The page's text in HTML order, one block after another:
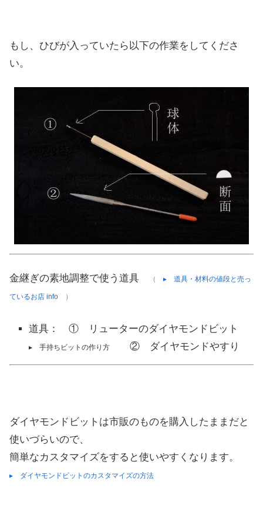
もし、ひびが入っていたら以下の作業をしてくださ
い。
金継ぎの素地調整で使う道具 （ ▸ 道具・材料の値段と売っ
ているお店 info ）
道具： ① リューターのダイヤモンドビット
▸ 手持ちビットの作り方② ダイヤモンドやすり
ダイヤモンドビットは市販のものを購入したままだと
使いづらいので、
簡単なカスタマイズをすると使いやすくなります。
▸ ダイヤモンドビットのカスタマイズの方法